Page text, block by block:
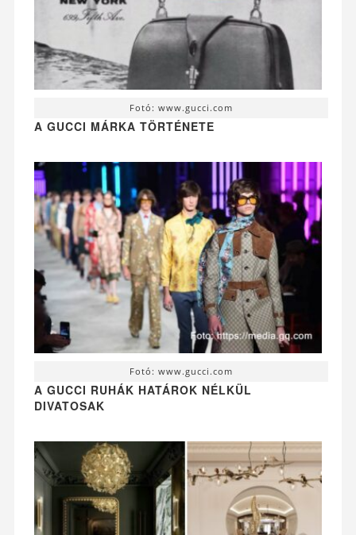
Fotó: www.gucci.com
A GUCCI MÁRKA TÖRTÉNETE
Fotó: www.gucci.com
A GUCCI RUHÁK HATÁROK NÉLKÜL
DIVATOSAK